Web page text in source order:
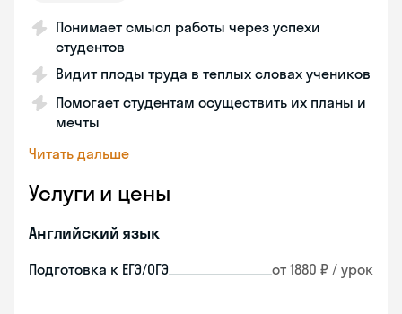
Понимает смысл работы через успехи
студентов
Видит плоды труда в теплых словах учеников
Помогает студентам осуществить их планы и
мечты
Читать дальше
Услуги и цены
Английский язык
Подготовка к ЕГЭ/ОГЭ от 1880 ₽ / урок